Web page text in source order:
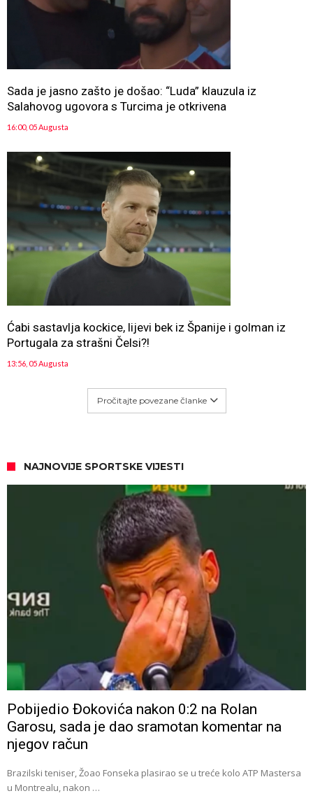
Sada je jasno zašto je došao: “Luda” klauzula iz
Salahovog ugovora s Turcima je otkrivena
16:00, 05 Augusta
Ćabi sastavlja kockice, lijevi bek iz Španije i golman iz
Portugala za strašni Čelsi?!
13:56, 05 Augusta
Pročitajte povezane članke
NAJNOVIJE SPORTSKE VIJESTI
Pobijedio Đokovića nakon 0:2 na Rolan
Garosu, sada je dao sramotan komentar na
njegov račun
Brazilski teniser, Žoao Fonseka plasirao se u treće kolo ATP Mastersa
u Montrealu, nakon …